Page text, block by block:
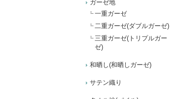
ガーゼ地
一重ガーゼ
二重ガーゼ(ダブルガーゼ)
三重ガーゼ(トリプルガー
ゼ)
和晒し(和晒しガーゼ)
サテン織り